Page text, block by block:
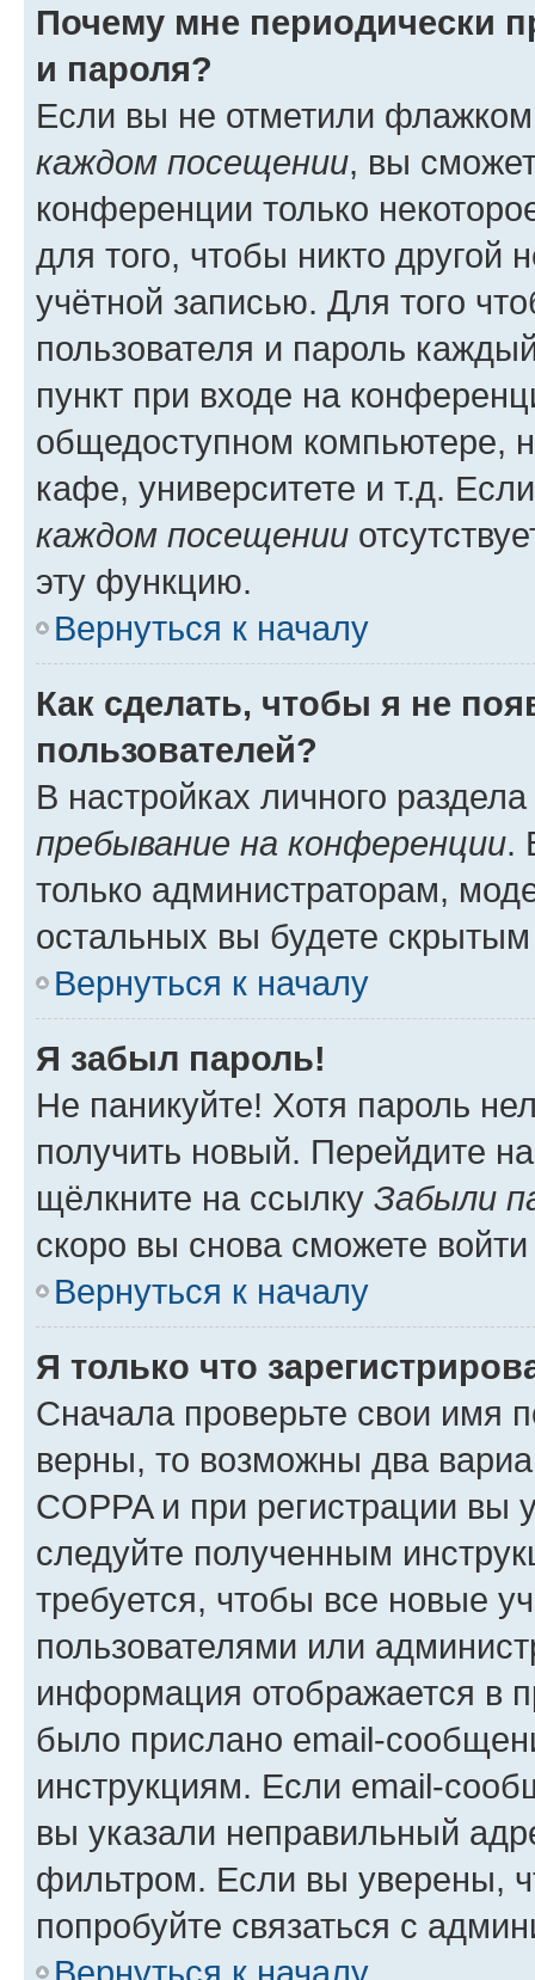
Почему мне периодически
и пароля?
Если вы не отметили
каждом посещении, вы
конференции только
для того, чтобы никто другой
учётной записью. Для того
пользователя и пароль
пункт при входе на
общедоступном компьютере,
кафе, университете и т.д.
каждом посещении
эту функцию.
Вернуться к началу
Как сделать, чтобы я не
пользователей?
В настройках личного
пребывание на конференции.
только администраторам,
остальных вы будете
Вернуться к началу
Я забыл пароль!
Не паникуйте! Хотя пароль
получить новый. Перейдите
щёлкните на ссылку Забыли
скоро вы снова сможете
Вернуться к началу
Я только что
Сначала проверьте свои имя
верны, то возможны два
COPPA и при регистрации вы
следуйте полученным
требуется, чтобы все новые
пользователями или
информация отображается в
было прислано email-
инструкциям. Если email-
вы указали неправильный
фильтром. Если вы уверены,
попробуйте связаться с
Вернуться к началу